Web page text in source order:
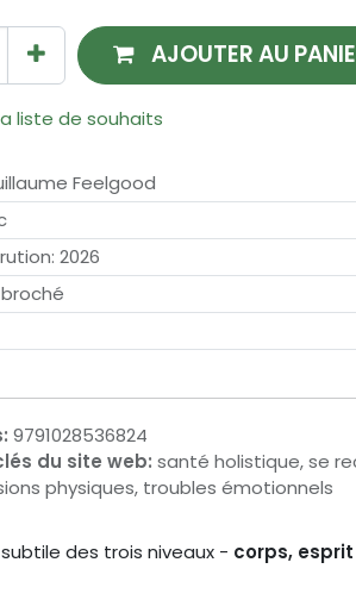
AJOUTER AU
liste de souhaits
Feelgood
: 2026
9791028536824
du site web: santé holistique, se
physiques, troubles émotionnels
des trois niveaux - corps,